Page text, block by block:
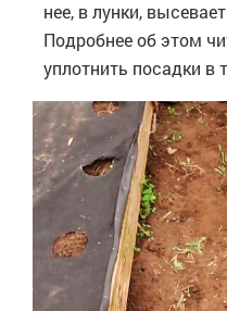
нее, в лунки,
Подробнее об этом
уплотнить посадки в